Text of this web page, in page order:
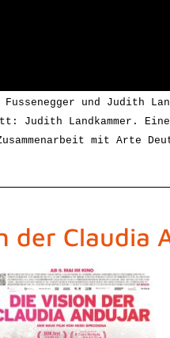
und Judith
Judith Landkammer.
mit Arte
der Claudia